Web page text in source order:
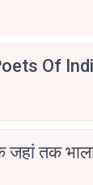
Of
तक भाला